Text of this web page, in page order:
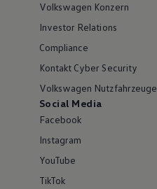
Volkswagen Konzern
Investor Relations
Compliance
Kontakt Cyber Security
Volkswagen Nutzfahrzeuge
Social Media
Facebook
Instagram
YouTube
TikTok